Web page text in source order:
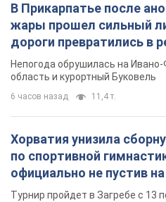
В Прикарпатье после
жары прошел сильный
дороги превратились в
Непогода обрушилась на
область и курортный Буковель
6 часов назад 11,4 т.
Хорватия унизила
по спортивной
официально не пустив
Европы основных
Турнир пройдет в Загребе с 13